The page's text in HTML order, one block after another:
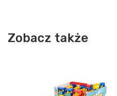
Zobacz także